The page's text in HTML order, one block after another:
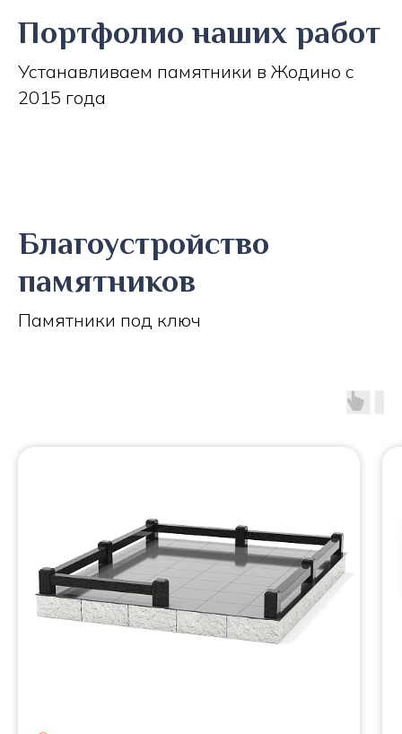
Портфолио наших работ
Устанавливаем памятники в Жодино с
2015 года
Благоустройство
памятников
Памятники под ключ